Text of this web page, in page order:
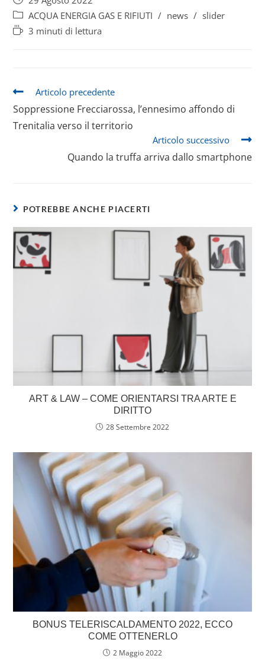
c
e
o
k
itt
er
ai
l
at
s
p
k
e
ar
e
ACQUA ENERGIA GAS E RIFIUTI / news / slider
3 minuti di lettura
Articolo precedente
Soppressione Frecciarossa, l’ennesimo affondo di
Trenitalia verso il territorio
Articolo successivo
Quando la truffa arriva dallo smartphone
POTREBBE ANCHE PIACERTI
ART & LAW – COME ORIENTARSI TRA ARTE E
DIRITTO
28 Settembre 2022
BONUS TELERISCALDAMENTO 2022, ECCO
COME OTTENERLO
2 Maggio 2022